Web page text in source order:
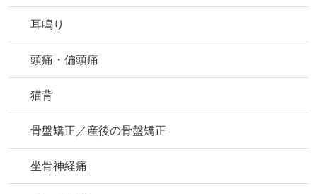
耳鳴り
頭痛・偏頭痛
猫背
骨盤矯正／産後の骨盤矯正
坐骨神経痛